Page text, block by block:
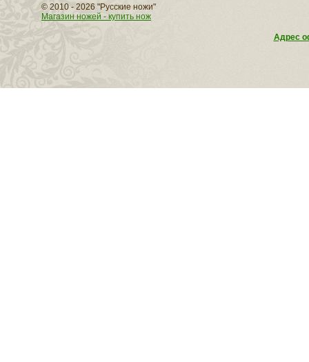
© 2010 - 2026 "Русские ножи"
Магазин ножей - купить нож
Адрес